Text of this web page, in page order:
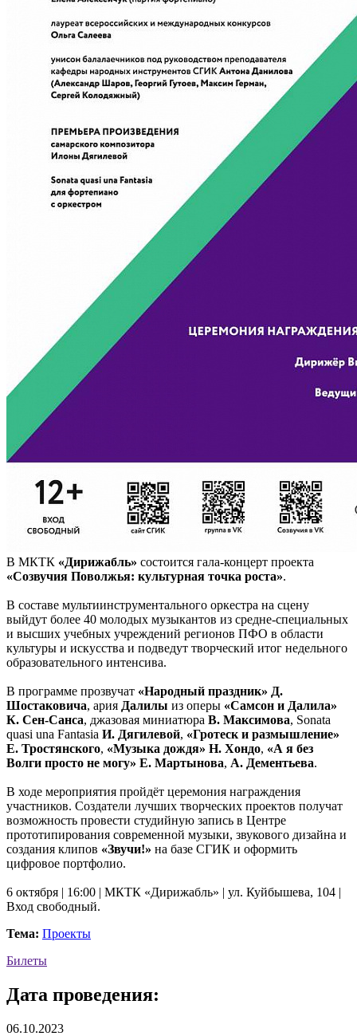
В МКТК «Дирижабль» состоится гала-концерт проекта
«Созвучия Поволжья: культурная точка роста».
В составе мультиинструментального оркестра на сцену
выйдут более 40 молодых музыкантов из средне-специальных
и высших учебных учреждений регионов ПФО в области
культуры и искусства и подведут творческий итог недельного
образовательного интенсива.
В программе прозвучат «Народный праздник» Д.
Шостаковича, ария Далилы из оперы «Самсон и Далила»
К. Сен-Санса, джазовая миниатюра В. Максимова, Sonata
quasi una Fantasia И. Дягилевой, «Гротеск и размышление»
Е. Тростянского, «Музыка дождя» Н. Хондо, «А я без
Волги просто не могу» Е. Мартынова, А. Дементьева.
В ходе мероприятия пройдёт церемония награждения
участников. Создатели лучших творческих проектов получат
возможность провести студийную запись в Центре
прототипирования современной музыки, звукового дизайна и
создания клипов «Звучи!» на базе СГИК и оформить
цифровое портфолио.
6 октября | 16:00 | МКТК «Дирижабль» | ул. Куйбышева, 104 |
Вход свободный.
Тема: Проекты
Билеты
Дата проведения:
06.10.2023